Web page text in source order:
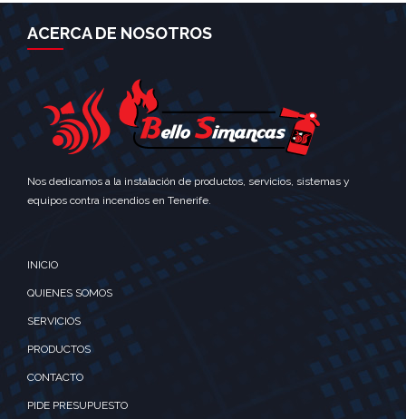
ACERCA DE NOSOTROS
Nos dedicamos a la instalación de productos, servicios, sistemas y
equipos contra incendios en Tenerife.
INICIO
QUIENES SOMOS
SERVICIOS
PRODUCTOS
CONTACTO
PIDE PRESUPUESTO